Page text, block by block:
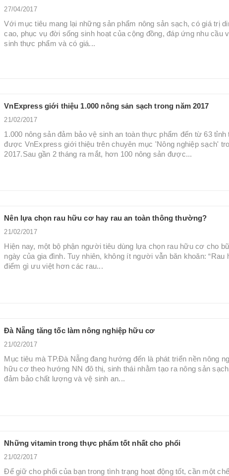
27/04/2017
Với mục tiêu mang lại những sản phẩm nông sản sạch, có giá trị
cao, phục vụ đời sống sinh hoạt của cộng đồng, đáp ứng nhu cầu
sinh thực phẩm và có giá...
VnExpress giới thiệu 1.000 nông sản sạch trong năm 2017
21/02/2017
1.000 nông sản đảm bảo vệ sinh an toàn thực phẩm đến từ 63 tỉnh
được VnExpress giới thiệu trên chuyên mục 'Nông nghiệp sạch'
2017.Sau gần 2 tháng ra mắt, hơn 100 nông sản được...
Nên lựa chọn rau hữu cơ hay rau an toàn thông thường?
21/02/2017
Hiện nay, một bộ phận người tiêu dùng lựa chọn rau hữu cơ cho
ngày của gia đình. Tuy nhiên, không ít người vẫn băn khoăn: “Rau
điểm gì ưu việt hơn các rau...
Đà Nẵng tăng tốc làm nông nghiệp hữu cơ
21/02/2017
Mục tiêu mà TP.Đà Nẵng đang hướng đến là phát triển nền nông
hữu cơ theo hướng NN đô thị, sinh thái nhằm tạo ra nông sản
đảm bảo chất lượng và vệ sinh an...
Những vitamin trong thực phẩm tốt nhất cho phổi
21/02/2017
Để giữ cho phổi của bạn trong tình trạng hoạt động tốt, cần một